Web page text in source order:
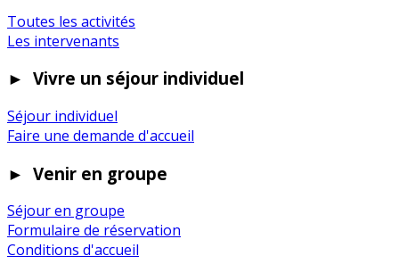
Toutes les activités
Les intervenants
► Vivre un séjour individuel
Séjour individuel
Faire une demande d'accueil
► Venir en groupe
Séjour en groupe
Formulaire de réservation
Conditions d'accueil